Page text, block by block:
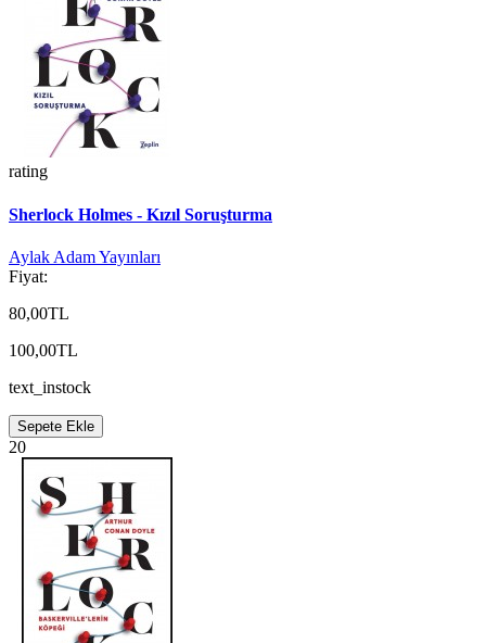
rating
Sherlock Holmes - Kızıl Soruşturma
Aylak Adam Yayınları
Fiyat:
80,00TL
100,00TL
text_instock
Sepete Ekle
20